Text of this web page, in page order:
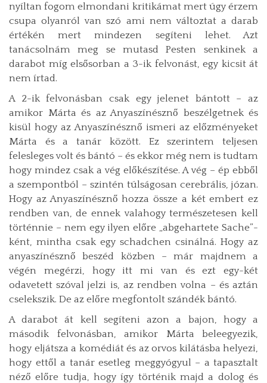
nyíltan fogom elmondani kritikámat mert úgy érzem
csupa olyanról van szó ami nem változtat a darab
értékén mert mindezen segíteni lehet. Azt
tanácsolnám meg se mutasd Pesten senkinek a
darabot míg elsősorban a 3-ik felvonást, egy kicsit át
nem írtad.
A 2-ik felvonásban csak egy jelenet bántott – az
amikor Márta és az Anyaszínésznő beszélgetnek és
kisül hogy az Anyaszínésznő ismeri az előzményeket
Márta és a tanár között. Ez szerintem teljesen
felesleges volt és bántó – és ekkor még nem is tudtam
hogy mindez csak a vég előkészítése. A vég – ép ebből
a szempontból – szintén túlságosan cerebrális, józan.
Hogy az Anyaszínésznő hozza össze a két embert ez
rendben van, de ennek valahogy természetesen kell
történnie – nem egy ilyen előre „abgehartete Sache”-
ként, mintha csak egy schadchen csinálná. Hogy az
anyaszínésznő beszéd közben – már majdnem a
végén megérzi, hogy itt mi van és ezt egy-két
odavetett szóval jelzi is, az rendben volna – és aztán
cselekszik. De az előre megfontolt szándék bántó.
A darabot át kell segíteni azon a bajon, hogy a
második felvonásban, amikor Márta beleegyezik,
hogy eljátsza a komédiát és az orvos kilátásba helyezi,
hogy ettől a tanár esetleg meggyógyul – a tapasztalt
néző előre tudja, hogy így történik majd a dolog és